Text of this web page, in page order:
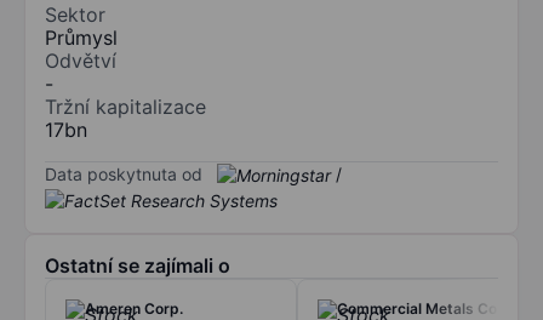
Sektor
Průmysl
Odvětví
-
Tržní kapitalizace
17bn
Data poskytnuta od /
Ostatní se zajímali o
Ameren Corp. Commercial Metals Co.